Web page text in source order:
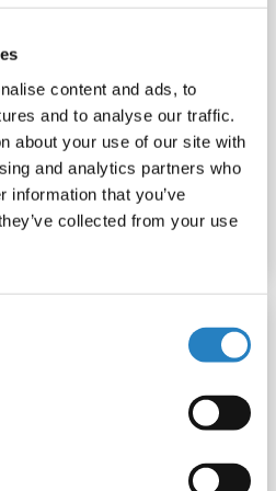
content and ads, to
and to analyse our traffic.
about your use of our site with
and analytics partners who
information that you’ve
collected from your use
rondom het
zonder